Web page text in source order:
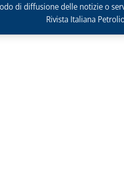
di diffusione delle notizie o
Rivista Italiana